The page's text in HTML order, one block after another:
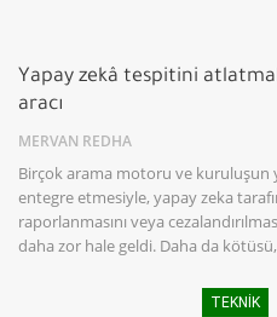
Yapay zekâ tespitini
aracı
MERVAN REDHA
Birçok arama motoru ve kuruluşun
entegre etmesiyle, yapay zeka
raporlanmasını veya
daha zor hale geldi. Daha da
TEKNIK